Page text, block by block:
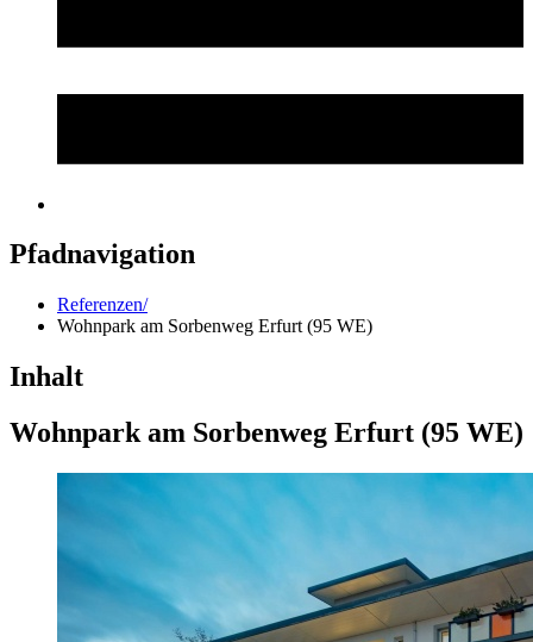
Pfadnavigation
Referenzen/
Wohnpark am Sorbenweg Erfurt (95 WE)
Inhalt
Wohnpark am Sorbenweg Erfurt (95 WE)